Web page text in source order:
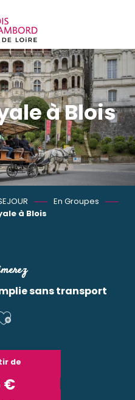
à Blois
En Groupes
à Blois
sans transport
aux
de
€